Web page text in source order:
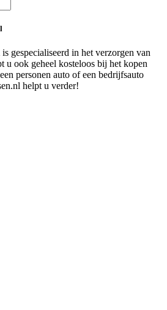
is gespecialiseerd in het verzorgen van
u ook geheel kosteloos bij het kopen
personen auto of een bedrijfsauto
helpt u verder!